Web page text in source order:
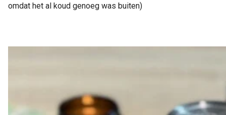
omdat het al koud genoeg was buiten)